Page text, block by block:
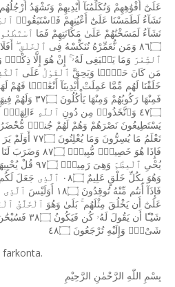
عَلَىٰٓ
أَفْوَٰهِهِمْ وَتُكَلِّمُنَآ أَيْدِيهِمْ وَتَشْهَدُ أَرْجُلُهُم
نَشَآءُ لَطَمَسْنَا عَلَىٰٓ أَعْيُنِهِمْ فَٱسْتَبَقُوا۟
نَشَآءُ لَمَسَخْنَٰهُمْ عَلَىٰ مَكَانَتِهِمْ فَمَا
٨٦۝ وَمَن نُّعَمِّرْهُ نُنَكِّسْهُ فِى ٱلْخَلْقِ أَفَلَا
ٱلشِّعْرَ وَمَا يَنۢبَغِى لَهُۥٓ إِنْ هُوَ إِلَّا ذِكْرٌۭ
مَن كَانَ حَيًّۭا وَيَحِقَّ ٱلْقَوْلُ عَلَى
خَلَقْنَا لَهُم مِّمَّا عَمِلَتْ أَيْدِينَآ أَنْعَٰمًۭا فَهُمْ
فَمِنْهَا رَكُوبُهُمْ وَمِنْهَا يَأْكُلُونَ ٣٧۝ وَلَهُمْ
٤٧۝ وَٱتَّخَذُوا۟ مِن دُونِ ٱللَّهِ ءَالِهَةًۭ
يَسْتَطِيعُونَ نَصْرَهُمْ وَهُمْ لَهُمْ جُندٌۭ
نَعْلَمُ مَا يُسِرُّونَ وَمَا يُعْلِنُونَ ٧٧۝ أَوَلَمْ يَرَ
فَإِذَا هُوَ خَصِيمٌۭ مُّبِينٌۭ ٨٧۝ وَضَرَبَ لَنَا
يُحْىِ ٱلْعِظَٰمَ وَهِىَ رَمِيمٌۭ ٩٧۝ قُلْ
وَهُوَ بِكُلِّ خَلْقٍ عَلِيمٌ ٠٨۝ ٱلَّذِى جَعَلَ لَكُم
فَإِذَآ
أَنتُم مِّنْهُ تُوقِدُونَ ١٨۝ أَوَلَيْسَ ٱلَّذِى
عَلَىٰٓ أَن يَخْلُقَ مِثْلَهُم بَلَىٰ وَهُوَ ٱلْخَلَّٰقُ
شَيْـًٔا أَن يَقُولَ لَهُۥ كُن فَيَكُونُ ٣٨۝
شَىْءٍۢ وَإِلَيْهِ تُرْجَعُونَ ٤٨۝
farkonta.
بِسْمِ اللّٰهِ الرَّحْمٰنِ الرَّحِيْمِ